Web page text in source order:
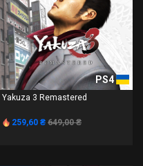
PS4
Yakuza 3 Remastered
259,60 ₴ 649,00 ₴